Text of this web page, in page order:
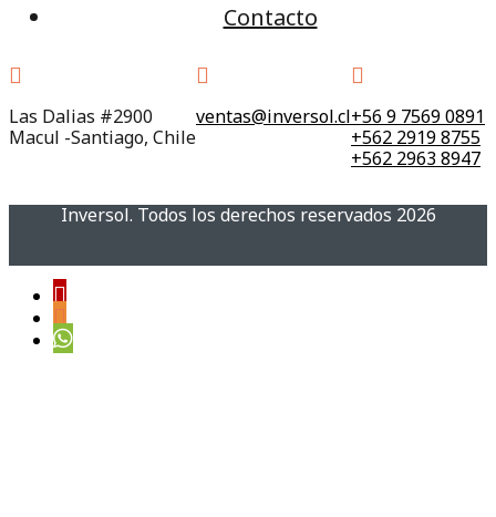
Contacto
Las Dalias #2900
Macul -Santiago, Chile
ventas@inversol.cl+56 9 7569 0891
+562 2919 8755
+562 2963 8947
Inversol. Todos los derechos reservados 2026